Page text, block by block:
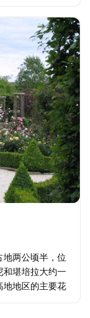
两公顷半，位
堪培拉大约一
地地区的主要花